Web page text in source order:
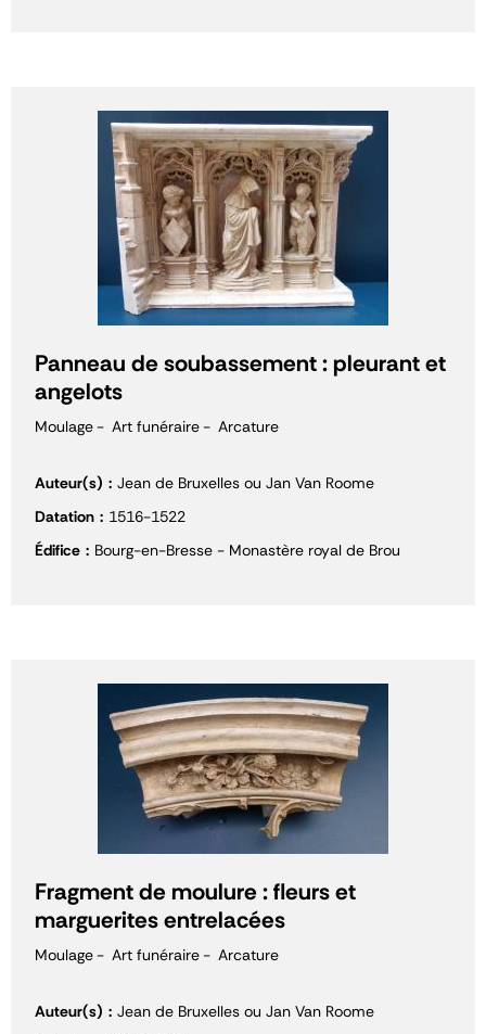
Panneau de soubassement : pleurant et
angelots
Moulage Art funéraire Arcature
Auteur(s)
Jean de Bruxelles ou Jan Van Roome
Datation
1516-1522
Édifice
Bourg-en-Bresse - Monastère royal de Brou
Fragment de moulure : fleurs et
marguerites entrelacées
Moulage Art funéraire Arcature
Auteur(s)
Jean de Bruxelles ou Jan Van Roome